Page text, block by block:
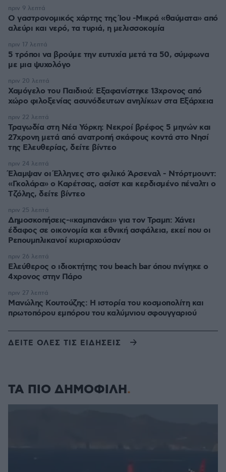
Ο γαστρονομικός χάρτης της Ίου -Μικρά «θαύματα» από
αλεύρι και νερό, τα τυριά, η μελισσοκομία
πριν 9 λεπτά
5 τρόποι να βρούμε την ευτυχία μετά τα 50, σύμφωνα
με μια ψυχολόγο
πριν 17 λεπτά
Χαμόγελο του Παιδιού: Εξαφανίστηκε 13χρονος από
χώρο φιλοξενίας ασυνόδευτων ανηλίκων στα Εξάρχεια
πριν 20 λεπτά
Τραγωδία στη Νέα Υόρκη: Νεκροί βρέφος 5 μηνών και
27χρονη μετά από ανατροπή σκάφους κοντά στο Νησί
της Ελευθερίας, δείτε βίντεο
πριν 22 λεπτά
Έλαμψαν οι Έλληνες στο φιλικό Άρσεναλ - Ντόρτμουντ:
«Γκολάρα» ο Καρέτσας, ασίστ και κερδισμένο πέναλτι ο
Τζόλης, δείτε βίντεο
πριν 24 λεπτά
Δημοσκοπήσεις-«καμπανάκι» για τον Τραμπ: Χάνει
έδαφος σε οικονομία και εθνική ασφάλεια, εκεί που οι
Ρεπουμπλικανοί κυριαρχούσαν
πριν 25 λεπτά
Ελεύθερος ο ιδιοκτήτης του beach bar όπου πνίγηκε ο
4χρονος στην Πάρο
πριν 26 λεπτά
Μανώλης Κουτούζης: Η ιστορία του κοσμοπολίτη και
πρωτοπόρου εμπόρου του καλύμνιου σφουγγαριού
πριν 27 λεπτά
ΔΕΙΤΕ ΟΛΕΣ ΤΙΣ ΕΙΔΗΣΕΙΣ
ΤΑ ΠΙΟ ΔΗΜΟΦΙΛΗ